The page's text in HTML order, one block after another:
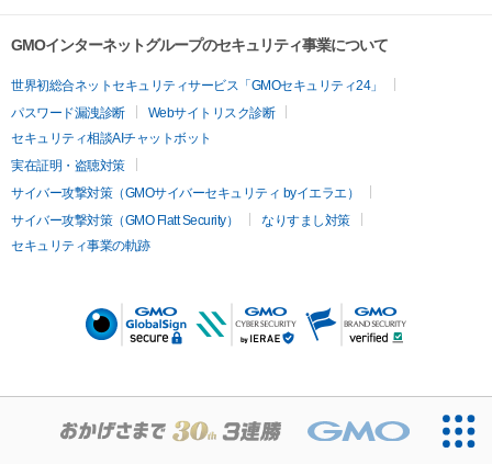
GMOインターネットグループのセキュリティ事業について
世界初総合ネットセキュリティサービス「GMOセキュリティ24」
パスワード漏洩診断
Webサイトリスク診断
セキュリティ相談AIチャットボット
実在証明・盗聴対策
サイバー攻撃対策（GMOサイバーセキュリティ byイエラエ）
サイバー攻撃対策（GMO Flatt Security）
なりすまし対策
セキュリティ事業の軌跡